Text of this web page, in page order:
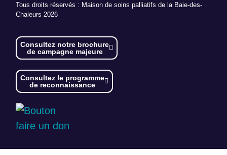
Tous droits réservés : Maison de soins palliatifs de la Baie-des-
Chaleurs 2026
Consultez notre brochure
de campagne majeure
Consultez le programme
de reconnaissance